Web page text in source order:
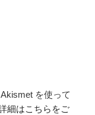
を使って
細はこちらをご